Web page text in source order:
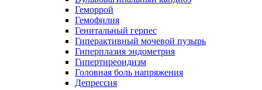
Геморрой
Гемофилия
Генитальный герпес
Гиперактивный мочевой пузырь
Гиперплазия эндометрия
Гипертиреоидизм
Головная боль напряжения
Депрессия